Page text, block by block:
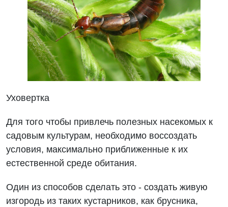
Уховертка
Для того чтобы привлечь полезных насекомых к
садовым культурам, необходимо воссоздать
условия, максимально приближенные к их
естественной среде обитания.
Один из способов сделать это - создать живую
изгородь из таких кустарников, как брусника,